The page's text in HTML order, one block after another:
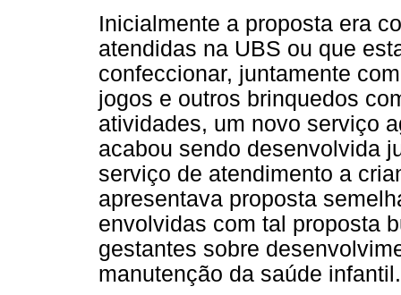
Inicialmente a proposta era
atendidas na UBS ou que
confeccionar, juntamente
jogos e outros brinquedos
atividades, um novo serviço
acabou sendo desenvolvida
serviço de atendimento a
apresentava proposta
envolvidas com tal proposta
gestantes sobre
manutenção da saúde infantil.